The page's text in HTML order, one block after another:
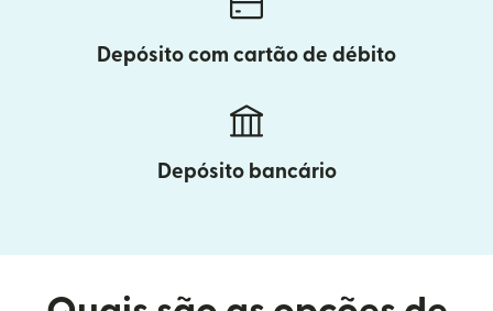
Depósito com cartão de débito
Depósito bancário